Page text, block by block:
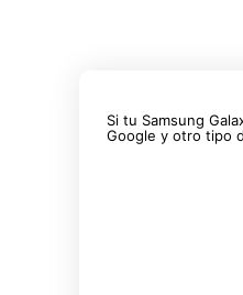
Si tu Samsung
Google y otro tipo